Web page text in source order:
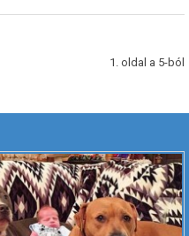
1. oldal a 5-ból